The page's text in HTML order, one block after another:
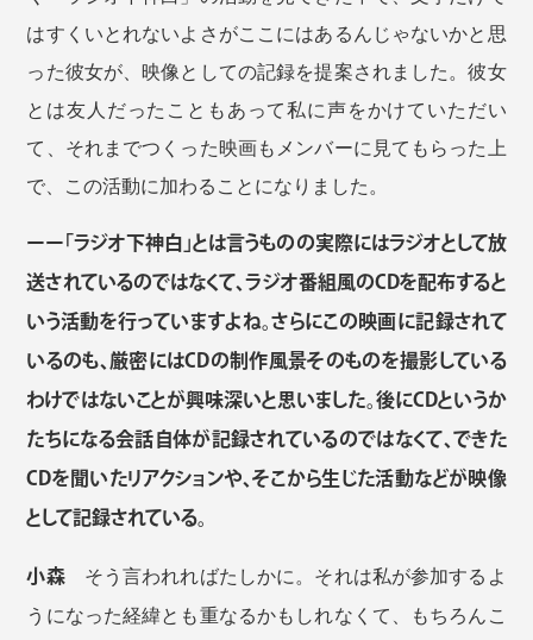
はすくいとれないよさがここにはあるんじゃないかと思
った彼女が、映像としての記録を提案されました。彼女
とは友人だったこともあって私に声をかけていただい
て、それまでつくった映画もメンバーに見てもらった上
で、この活動に加わることになりました。
ーー「ラジオ下神白」とは言うものの実際にはラジオとして放
送されているのではなくて、ラジオ番組風のCDを配布すると
いう活動を行っていますよね。さらにこの映画に記録されて
いるのも、厳密にはCDの制作風景そのものを撮影している
わけではないことが興味深いと思いました。後にCDというか
たちになる会話自体が記録されているのではなくて、できた
CDを聞いたリアクションや、そこから生じた活動などが映像
として記録されている。
小森そう言われればたしかに。それは私が参加するよ
うになった経緯とも重なるかもしれなくて、もちろんこ